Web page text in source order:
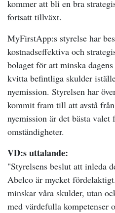
kommer att bli en bra
fortsatt tillväxt.
MyFirstApp:s styrelse har
kostnadseffektiva och
bolaget för att minska
kvitta befintliga skulder
nyemission. Styrelsen har
kommit fram till att avstå
nyemission är det bästa valet
omständigheter.
VD:s uttalande:
"Styrelsens beslut att inleda
Abelco är mycket
minskar våra skulder, utan
med värdefulla